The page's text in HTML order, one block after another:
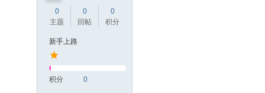
0
主题
0
回帖
0
积分
新手上路
积分 0